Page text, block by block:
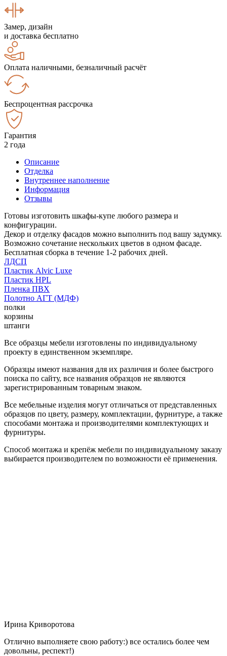
Замер, дизайн
и доставка бесплатно
Оплата наличными, безналичный расчёт
Беспроцентная рассрочка
Гарантия
2 года
Описание
Отделка
Внутреннее наполнение
Информация
Отзывы
Готовы изготовить шкафы-купе любого размера и
конфигурации.
Декор и отделку фасадов можно выполнить под вашу задумку.
Возможно сочетание нескольких цветов в одном фасаде.
Бесплатная сборка в течение 1-2 рабочих дней.
ЛДСП
Пластик Alvic Luxe
Пластик HPL
Пленка ПВХ
Полотно АГТ (МДФ)
полки
корзины
штанги
Все образцы мебели изготовлены по индивидуальному
проекту в единственном экземпляре.
Образцы имеют названия для их различия и более быстрого
поиска по сайту, все названия образцов не являются
зарегистрированным товарным знаком.
Все мебельные изделия могут отличаться от представленных
образцов по цвету, размеру, комплектации, фурнитуре, а также
способами монтажа и производителями комплектующих и
фурнитуры.
Способ монтажа и крепёж мебели по индивидуальному заказу
выбирается производителем по возможности её применения.
Ирина Криворотова
Отлично выполняете свою работу:) все остались более чем
довольны, респект!)